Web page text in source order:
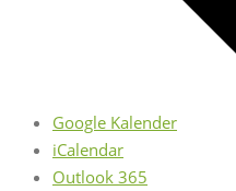
Google Kalender
iCalendar
Outlook 365